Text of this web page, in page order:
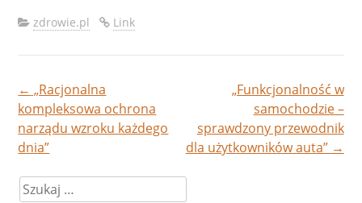
zdrowie.pl Link
Nawigacja
wpisu
← „Racjonalna
kompleksowa ochrona
narządu wzroku każdego
dnia”
„Funkcjonalność w
samochodzie –
sprawdzony przewodnik
dla użytkowników auta” →
Szukaj: